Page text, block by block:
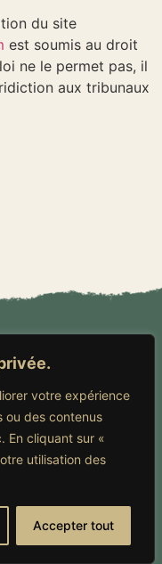
votre expérience
ou des contenus
En cliquant sur «
utilisation des
Accepter tout
du site
est soumis au droit
ne le permet pas, il
aux tribunaux